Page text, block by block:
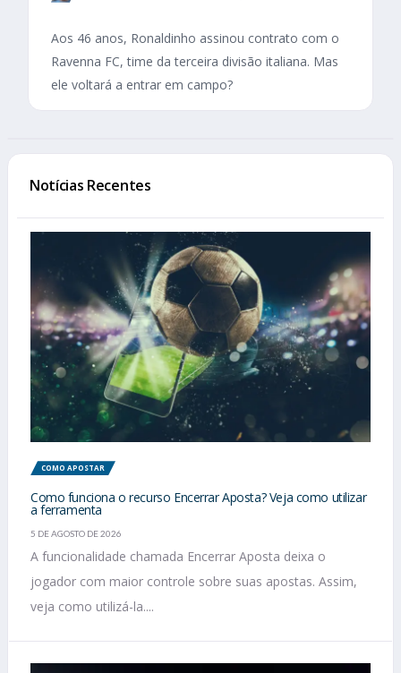
Aos 46 anos, Ronaldinho assinou contrato com o
Ravenna FC, time da terceira divisão italiana. Mas
ele voltará a entrar em campo?
Notícias Recentes
COMO APOSTAR
Como funciona o recurso Encerrar Aposta? Veja como utilizar
a ferramenta
5 DE AGOSTO DE 2026
A funcionalidade chamada Encerrar Aposta deixa o
jogador com maior controle sobre suas apostas. Assim,
veja como utilizá-la....